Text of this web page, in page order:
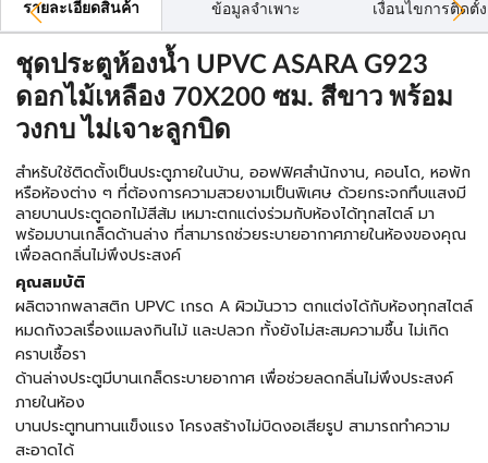
รายละเอียดสินค้า ข้อมูลจำเพาะ เงื่อนไขการติดตั้ง
ชุดประตูห้องน้ำ UPVC ASARA G923
ดอกไม้เหลือง 70X200 ซม. สีขาว พร้อม
วงกบ ไม่เจาะลูกบิด
สำหรับใช้ติดตั้งเป็นประตูภายในบ้าน, ออฟฟิศสำนักงาน, คอนโด, หอพัก
หรือห้องต่าง ๆ ที่ต้องการความสวยงามเป็นพิเศษ ด้วยกระจกทึบแสงมี
ลายบานประตูดอกไม้สีส้ม เหมาะตกแต่งร่วมกับห้องได้ทุกสไตล์ มา
พร้อมบานเกล็ดด้านล่าง ที่สามารถช่วยระบายอากาศภายในห้องของคุณ
เพื่อลดกลิ่นไม่พึงประสงค์
คุณสมบัติ
ผลิตจากพลาสติก UPVC เกรด A ผิวมันวาว ตกแต่งได้กับห้องทุกสไตล์
หมดกังวลเรื่องแมลงกินไม้ และปลวก ทั้งยังไม่สะสมความชื้น ไม่เกิด
คราบเชื้อรา
ด้านล่างประตูมีบานเกล็ดระบายอากาศ เพื่อช่วยลดกลิ่นไม่พึงประสงค์
ภายในห้อง
บานประตูทนทานแข็งแรง โครงสร้างไม่บิดงอเสียรูป สามารถทำความ
สะอาดได้